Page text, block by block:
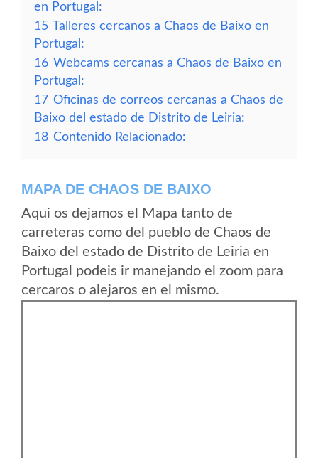
en Portugal:
15 Talleres cercanos a Chaos de Baixo en
Portugal:
16 Webcams cercanas a Chaos de Baixo en
Portugal:
17 Oficinas de correos cercanas a Chaos de
Baixo del estado de Distrito de Leiria:
18 Contenido Relacionado:
MAPA DE CHAOS DE BAIXO
Aqui os dejamos el Mapa tanto de
carreteras como del pueblo de Chaos de
Baixo del estado de Distrito de Leiria en
Portugal podeis ir manejando el zoom para
cercaros o alejaros en el mismo.